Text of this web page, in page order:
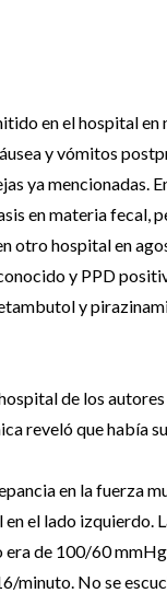
en el hospital
y vómitos
ya mencionadas.
en materia fecal,
hospital en
y PPD
y
de los
reveló que había
en la fuerza
el lado izquierdo.
de 100/60
minuto. No se